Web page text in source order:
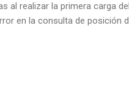
al realizar la primera carga
en la consulta de posición